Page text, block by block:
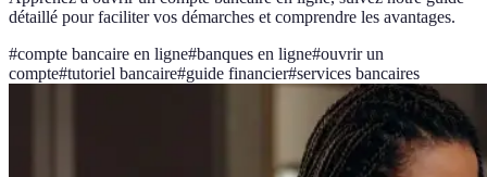
détaillé pour faciliter vos démarches et comprendre les avantages.
#compte bancaire en ligne#banques en ligne#ouvrir un
compte#tutoriel bancaire#guide financier#services bancaires